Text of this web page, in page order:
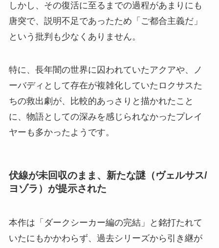
しかし、その復活に至るまでの過程があまりにも
唐突で、説明不足であったため「ご都合主義だ」
という批判も少なくありません。
特に、長年闇の世界に囚われていたアクアや、ノ
ーバディとして存在が複雑化していたロクサスた
ちの救出劇が、比較的あっさりと描かれたこと
に、物語としての深みを感じられなかったプレイ
ヤーも多かったようです。
伏線が未回収のまま、新たな謎（ヴェルサス/
ヨゾラ）が提示された
本作は「ダークシーカー編の完結」と銘打たれて
いたにもかかわらず、過去シリーズから引き継が